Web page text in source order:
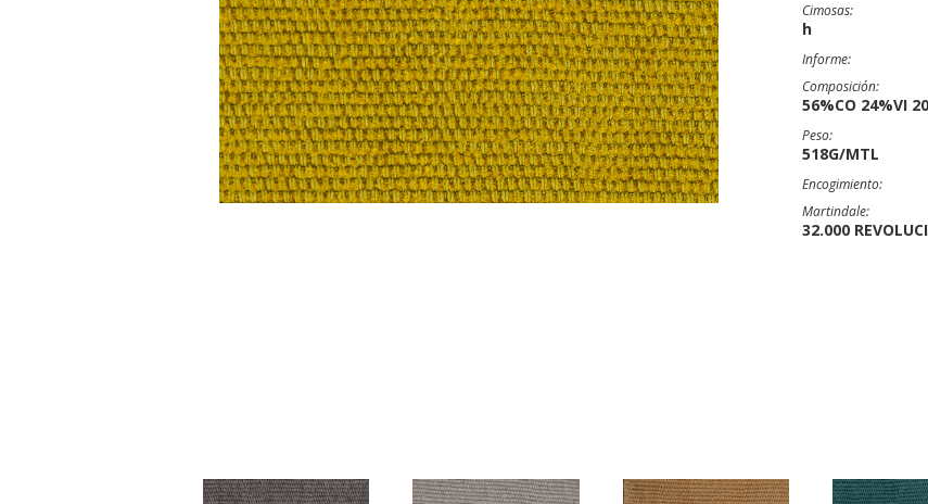
Cimosas:
h
Informe:
Composición:
56%CO 24%VI
Peso:
518G/MTL
Encogimiento:
Martindale:
32.000